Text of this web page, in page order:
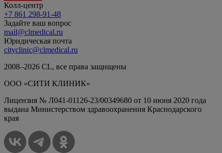
Колл-центр
+7 861 298-91-48
Задайте ваш вопрос
mail@clmedical.ru
Юридическая почта
cityclinic@clmedical.ru
2008–2026 СL, все права защищены
ООО «СИТИ КЛИНИК»
Лицензия № Л041-01126-23/00349680 от 10 июня 2020 года
выдана Министерством здравоохранения Краснодарского
края